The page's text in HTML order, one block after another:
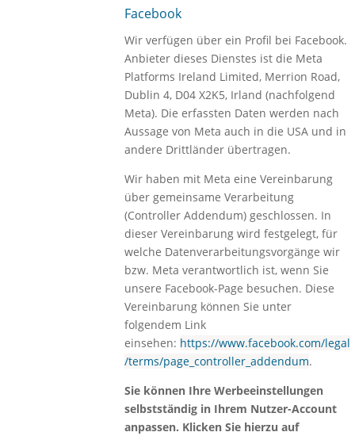
Facebook
Wir verfügen über ein Profil bei Facebook.
Anbieter dieses Dienstes ist die Meta
Platforms Ireland Limited, Merrion Road,
Dublin 4, D04 X2K5, Irland (nachfolgend
Meta). Die erfassten Daten werden nach
Aussage von Meta auch in die USA und in
andere Drittländer übertragen.
Wir haben mit Meta eine Vereinbarung
über gemeinsame Verarbeitung
(Controller Addendum) geschlossen. In
dieser Vereinbarung wird festgelegt, für
welche Datenverarbeitungsvorgänge wir
bzw. Meta verantwortlich ist, wenn Sie
unsere Facebook-Page besuchen. Diese
Vereinbarung können Sie unter
folgendem Link
einsehen: https://www.facebook.com/legal
/terms/page_controller_addendum.
Sie können Ihre Werbeeinstellungen
selbstständig in Ihrem Nutzer-Account
anpassen. Klicken Sie hierzu auf